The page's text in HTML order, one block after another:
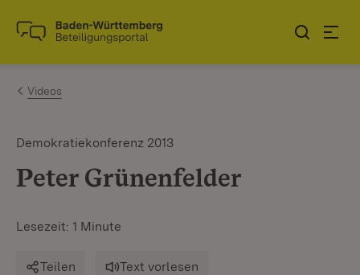
Zum Inhalt springen
Link zur Startseite
Videos
Demokratiekonferenz 2013
Peter Grünenfelder
Lesezeit: 1 Minute
Teilen Text vorlesen